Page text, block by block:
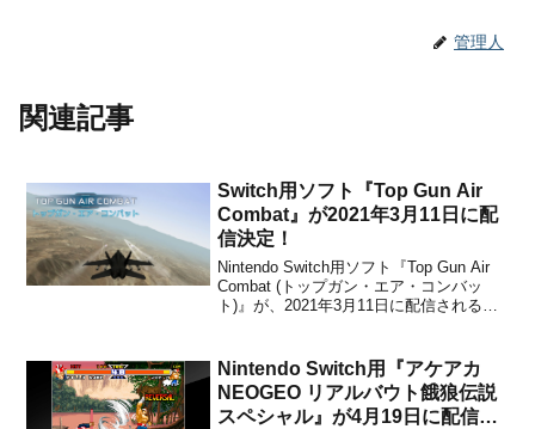
管理人
関連記事
Switch用ソフト『Top Gun Air
Combat』が2021年3月11日に配
信決定！
Nintendo Switch用ソフト『Top Gun Air
Combat (トップガン・エア・コンバッ
ト)』が、2021年3月11日に配信されるこ
公式サイトから本作の概要です。現代の
戦闘機の空の戦...
Nintendo Switch用『アケアカ
NEOGEO リアルバウト餓狼伝説
スペシャル』が4月19日に配信決